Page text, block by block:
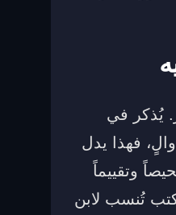
يُذكر في
فهذا يدل
وتقييماً
تُنسب لابن